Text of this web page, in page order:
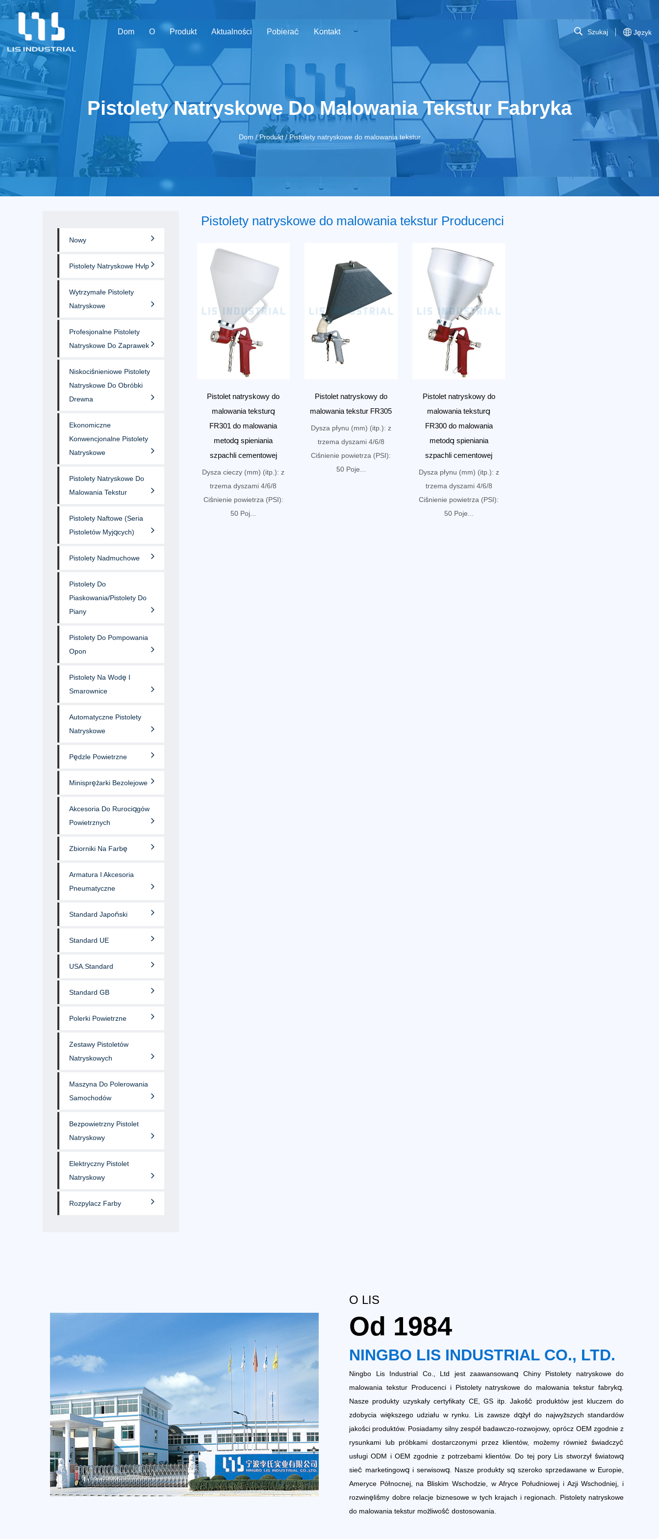
Dom O Produkt Aktualności Pobierać Kontakt Szukaj Język
Pistolety Natryskowe Do Malowania Tekstur Fabryka
Dom /Produkt/Pistolety natryskowe do malowania tekstur
Nowy
Pistolety Natryskowe Hvlp
Wytrzymałe Pistolety
Natryskowe
Profesjonalne Pistolety
Natryskowe Do Zaprawek
Niskociśnieniowe Pistolety
Natryskowe Do Obróbki
Drewna
Ekonomiczne
Konwencjonalne Pistolety
Natryskowe
Pistolety Natryskowe Do
Malowania Tekstur
Pistolety Naftowe (seria
Pistoletów Myjących)
Pistolety Nadmuchowe
Pistolety Do
Piaskowania/pistolety Do
Piany
Pistolety Do Pompowania
Opon
Pistolety Na Wodę I
Smarownice
Automatyczne Pistolety
Natryskowe
Pędzle Powietrzne
Minisprężarki Bezolejowe
Akcesoria Do Rurociągów
Powietrznych
Zbiorniki Na Farbę
Armatura I Akcesoria
Pneumatyczne
Standard Japoński
Standard UE
USA.Standard
Standard GB
Polerki Powietrzne
Zestawy Pistoletów
Natryskowych
Maszyna Do Polerowania
Samochodów
Bezpowietrzny Pistolet
Natryskowy
Elektryczny Pistolet
Natryskowy
Rozpylacz Farby
Pistolety natryskowe do malowania tekstur Producenci
Pistolet natryskowy do
malowania teksturą
FR301 do malowania
metodą spieniania
szpachli cementowej
Dysza cieczy (mm) (itp.): z
trzema dyszami 4/6/8
Ciśnienie powietrza (PSI):
50 Poj...
Pistolet natryskowy do
malowania tekstur FR305
Dysza płynu (mm) (itp.): z
trzema dyszami 4/6/8
Ciśnienie powietrza (PSI):
50 Poje...
Pistolet natryskowy do
malowania teksturą
FR300 do malowania
metodą spieniania
szpachli cementowej
Dysza płynu (mm) (itp.): z
trzema dyszami 4/6/8
Ciśnienie powietrza (PSI):
50 Poje...
O LIS
Od 1984
NINGBO LIS INDUSTRIAL CO., LTD.
Ningbo Lis Industrial Co., Ltd jest zaawansowaną Chiny Pistolety natryskowe do
malowania tekstur Producencii Pistolety natryskowe do malowania tekstur fabryką
Nasze produkty uzyskały certyfikaty CE, GS itp. Jakość produktów jest kluczem do
zdobycia większego udziału w rynku. Lis zawsze dążył do najwyższych standardów
jakości produktów. Posiadamy silny zespół badawczo-rozwojowy, oprócz OEM zgodnie z
rysunkami lub próbkami dostarczonymi przez klientów, możemy również świadczyć
usługi ODM i OEM zgodnie z potrzebami klientów. Do tej pory Lis stworzył światową
sieć marketingową i serwisową. Nasze produkty są szeroko sprzedawane w Europie,
Ameryce Północnej, na Bliskim Wschodzie, w Afryce Południowej i Azji Wschodniej, i
rozwinęliśmy dobre relacje biznesowe w tych krajach i regionach. Pistolety natryskowe
do malowania tekstur możliwość dostosowania.